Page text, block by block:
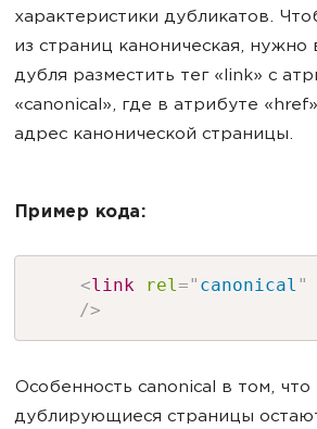
характеристики дубликатов.
из страниц каноническая,
дубля разместить тег «link» с
«canonical», где в атрибуте
адрес канонической страницы.
Пример кода:
<link rel=" canonical "
/>
Особенность canonical в том, что
дублирующиеся страницы